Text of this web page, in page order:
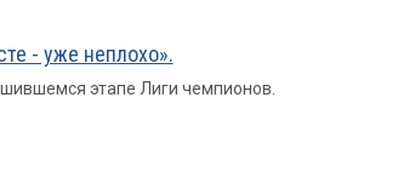
- уже неплохо».
этапе Лиги чемпионов.